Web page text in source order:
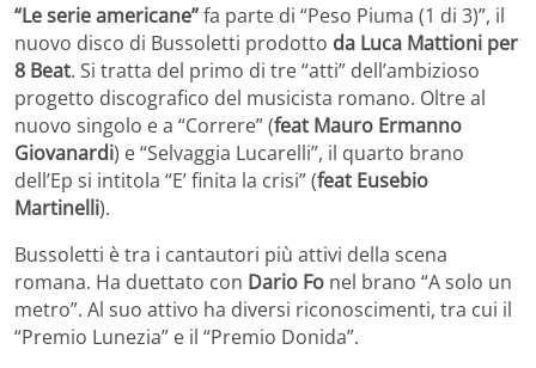
“Le serie americane”fa parte di “Peso Piuma (1 di 3)”, il
nuovo disco di Bussoletti prodotto da Luca Mattioni per
8 Beat. Si tratta del primo di tre “atti” dell’ambizioso
progetto discografico del musicista romano. Oltre al
nuovo singolo e a “Correre” (feat Mauro Ermanno
Giovanardi) e “Selvaggia Lucarelli”, il quarto brano
dell’Ep si intitola “E’ finita la crisi” (feat Eusebio
Martinelli).
Bussoletti è tra i cantautori più attivi della scena
romana. Ha duettato con Dario Fo nel brano “A solo un
metro”. Al suo attivo ha diversi riconoscimenti, tra cui il
“Premio Lunezia” e il “Premio Donida”.